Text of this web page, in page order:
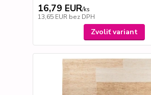
16,79 EUR/ks
13,65 EUR bez DPH
Zvoliť variant